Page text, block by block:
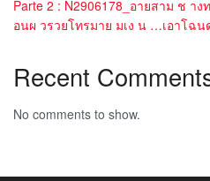
Parte 2 : N2906178_อายสาม ช า
อนผ วรวยโทรมาย มเง น …เอาโฉ
Recent
No comments to show.